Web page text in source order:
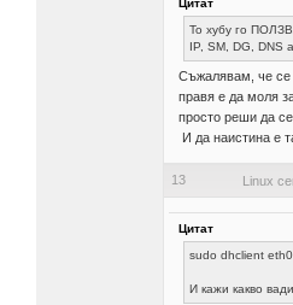
Цитат
То хубу го
IP, SM, DG,
Съжалявам, че се
правя е да моля
просто реши да
И да наистина е
13 Linux
Цитат
sudo dhclient
И кажи какво